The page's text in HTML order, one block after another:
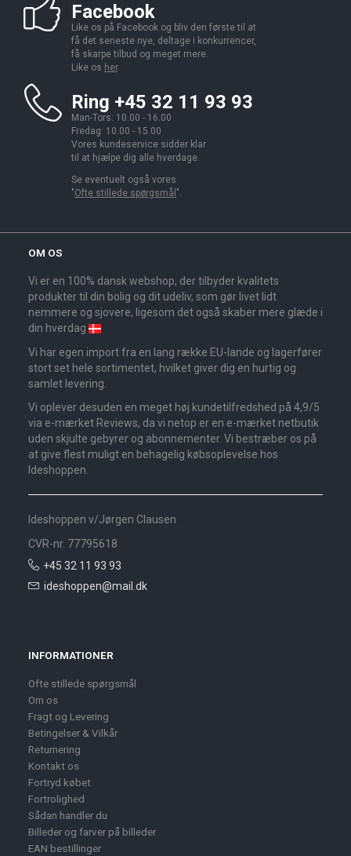
Facebook
Like os på Facebook og bliv den første til at
få det seneste nye, deltage i konkurrencer,
få skarpe tilbud og meget mere.
Like os her.
Ring +45 32 11 93 93
Man-Tors: 10.00 - 16.00
Fredag: 10.00 - 15.00
Vores kundeservice sidder klar
til at hjælpe dig alle hverdage.
Se eventuelt også vores
"Ofte stillede spørgsmål ".
OM OS
Vi er en 100% dansk webshop, der tilbyder kvalitets
produkter til din bolig og dit udeliv, som gør livet lidt
nemmere og sjovere, ligesom det også skaber mere glæde i
din hverdag
Vi har egen import fra en lang række EU-lande og lagerfører
stort set hele sortimentet, hvilket giver dig en hurtig og
samlet levering.
Vi oplever desuden en meget høj kundetilfredshed på 4,9/5
via e-mærket Reviews, da vi netop er en e-mærket netbutik
uden skjulte gebyrer og abonnementer. Vi bestræber os på
at give flest muligt en behagelig købsoplevelse hos
Ideshoppen.
Ideshoppen v/Jørgen Clausen
CVR-nr. 77795618
+45 32 11 93 93
ideshoppen@mail.dk
INFORMATIONER
Ofte stillede spørgsmål
Om os
Fragt og Levering
Betingelser & Vilkår
Returnering
Kontakt os
Fortryd købet
Fortrolighed
Sådan handler du
Billeder og farver på billeder
EAN bestillinger